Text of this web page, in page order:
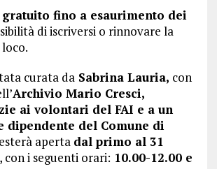
gratuito fino a esaurimento dei
di iscriversi o rinnovare la
curata daSabrina Lauria, con
Archivio Mario Cresci,
ai volontari del FAI e a un
dipendente del Comune di
aperta dal primo al 31
, con i seguenti orari: 10.00-12.00 e